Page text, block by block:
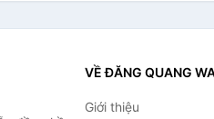
VỀ ĐĂNG QUANG
Giới thiệu